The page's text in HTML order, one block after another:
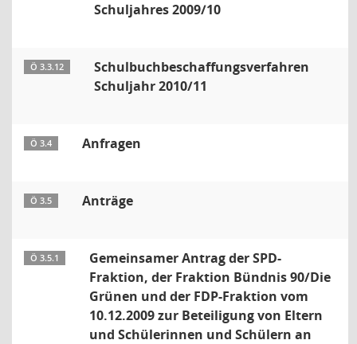
Schuljahres 2009/10
Ö 3.3.12
Schulbuchbeschaffungsverfahren
Schuljahr 2010/11
Ö 3.4 Anfragen
Ö 3.5 Anträge
Ö 3.5.1
Gemeinsamer Antrag der SPD-
Fraktion, der Fraktion Bündnis 90/Die
Grünen und der FDP-Fraktion vom
10.12.2009 zur Beteiligung von Eltern
und Schülerinnen und Schülern an